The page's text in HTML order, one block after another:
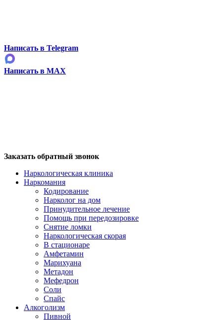
Написать в Telegram
Написать в MAX
Заказать обратный звонок
Наркологическая клиника
Наркомания
Кодирование
Нарколог на дом
Принудительное лечение
Помощь при передозировке
Снятие ломки
Наркологическая скорая
В стационаре
Амфетамин
Марихуана
Метадон
Мефедрон
Соли
Спайс
Алкоголизм
Пивной